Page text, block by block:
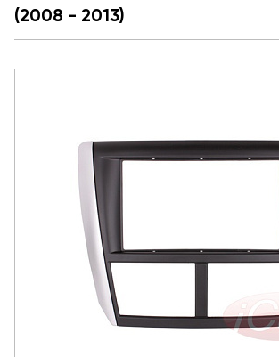
(2008 - 2013)